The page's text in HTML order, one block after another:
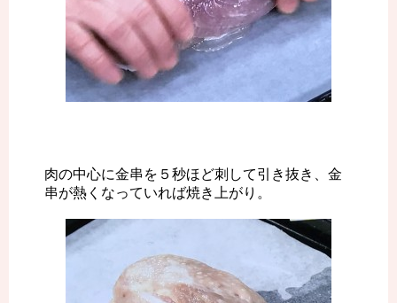
肉の中心に金串を５秒ほど刺して引き抜き、金
串が熱くなっていれば焼き上がり。